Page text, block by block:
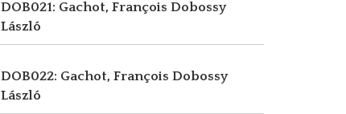
DOB021: Gachot, François Dobossy
László
DOB022: Gachot, François Dobossy
László